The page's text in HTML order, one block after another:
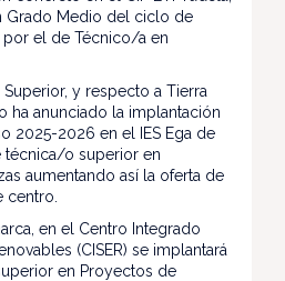
Grado Medio del ciclo de
el de Técnico/a en
y respecto a Tierra
ha anunciado la implantación
2025-2026 en el IES Ega de
técnica/o superior en
aumentando así la oferta de
centro.
en el Centro Integrado
(CISER) se implantará
en Proyectos de